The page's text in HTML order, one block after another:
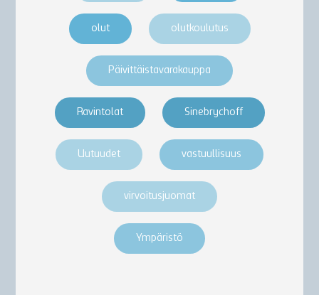
olut olutkoulutus
Päivittäistavarakauppa
Ravintolat Sinebrychoff
Uutuudet vastuullisuus
virvoitusjuomat
Ympäristö